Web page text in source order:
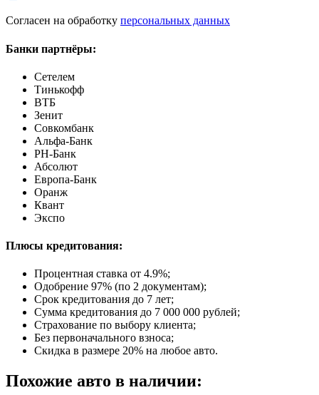
Согласен на обработку персональных данных
Банки партнёры:
Сетелем
Тинькофф
ВТБ
Зенит
Совкомбанк
Альфа-Банк
РН-Банк
Абсолют
Европа-Банк
Оранж
Квант
Экспо
Плюсы кредитования:
Процентная ставка от 4.9%;
Одобрение 97% (по 2 документам);
Срок кредитования до 7 лет;
Сумма кредитования до 7 000 000 рублей;
Страхование по выбору клиента;
Без первоначального взноса;
Скидка в размере 20% на любое авто.
Похожие авто в наличии: